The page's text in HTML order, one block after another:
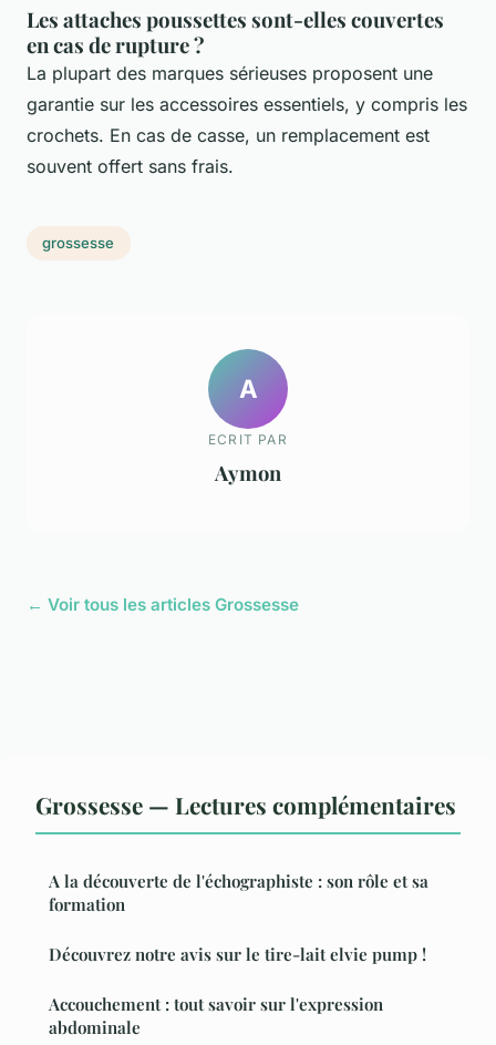
Les attaches poussettes sont-elles couvertes
en cas de rupture ?
La plupart des marques sérieuses proposent une
garantie sur les accessoires essentiels, y compris les
crochets. En cas de casse, un remplacement est
souvent offert sans frais.
grossesse
A
ECRIT PAR
Aymon
← Voir tous les articles Grossesse
Grossesse — Lectures complémentaires
A la découverte de l'échographiste : son rôle et sa
formation
Découvrez notre avis sur le tire-lait elvie pump !
Accouchement : tout savoir sur l'expression
abdominale